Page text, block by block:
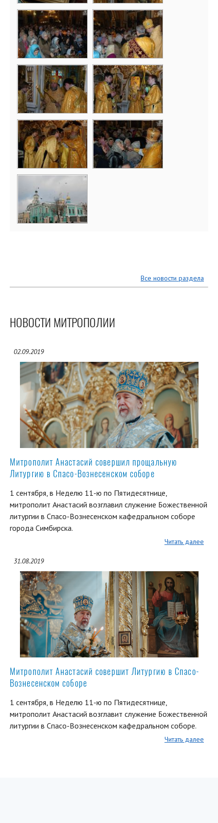
Все новости раздела
НОВОСТИ МИТРОПОЛИИ
02.09.2019
Митрополит Анастасий совершил прощальную
Литургию в Спасо-Вознесенском соборе
1 сентября, в Неделю 11-ю по Пятидесятнице,
митрополит Анастасий возглавил служение Божественной
литургии в Спасо-Вознесенском кафедральном соборе
города Симбирска.
Читать далее
31.08.2019
Митрополит Анастасий совершит Литургию в Спасо-
Вознесенском соборе
1 сентября, в Неделю 11-ю по Пятидесятнице,
митрополит Анастасий возглавит служение Божественной
литургии в Спасо-Вознесенском кафедральном соборе.
Читать далее